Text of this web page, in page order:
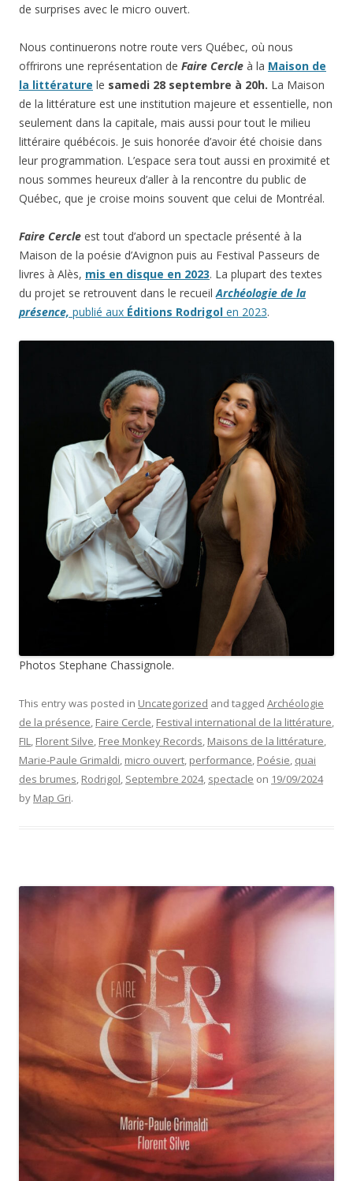
de surprises avec le micro ouvert.
Nous continuerons notre route vers Québec, où nous
offrirons une représentation de Faire Cercle à la Maison de
la littérature le samedi 28 septembre à 20h. La Maison
de la littérature est une institution majeure et essentielle, non
seulement dans la capitale, mais aussi pour tout le milieu
littéraire québécois. Je suis honorée d’avoir été choisie dans
leur programmation. L’espace sera tout aussi en proximité et
nous sommes heureux d’aller à la rencontre du public de
Québec, que je croise moins souvent que celui de Montréal.
Faire Cercle est tout d’abord un spectacle présenté à la
Maison de la poésie d’Avignon puis au Festival Passeurs de
livres à Alès, mis en disque en 2023. La plupart des textes
du projet se retrouvent dans le recueil Archéologie de la
présence, publié aux Éditions Rodrigol en 2023.
Photos Stephane Chassignole.
This entry was posted in Uncategorized and tagged Archéologie
de la présence Faire Cercle Festival international de la littérature
FIL
Florent Silve Free Monkey Records Maisons de la littérature
Marie-Paule Grimaldi micro ouvert performance Poésie quai
des brumes Rodrigol Septembre 2024, spectacle on 19/09/2024
by Map Gri.